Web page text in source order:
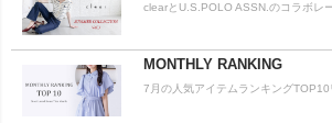
clearとU.S.POLO ASSN.のコラボレ
MONTHLY RANKING
7月の人気アイテムランキング